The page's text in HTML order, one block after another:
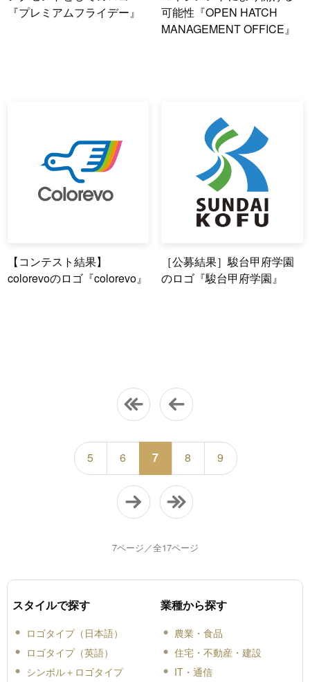
『プレミアムフライデー』
可能性『OPEN HATCH
MANAGEMENT OFFICE』
【コンテスト結果】
colorevoのロゴ『colorevo』
［公募結果］駿台甲府学園
のロゴ『駿台甲府学園』
5 6 7 8 9
7ページ／全17ページ
スタイルで探す
ロゴタイプ（日本語）
ロゴタイプ（英語）
シンボル＋ロゴタイプ
業種から探す
農業・食品
住宅・不動産・建設
IT・通信